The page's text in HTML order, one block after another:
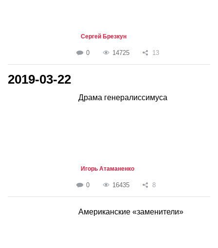
Сергей Брезкун
0 14725 13
2019-03-22
Драма генералиссимуса
Игорь Атаманенко
0 16435 8
Американские «заменители»